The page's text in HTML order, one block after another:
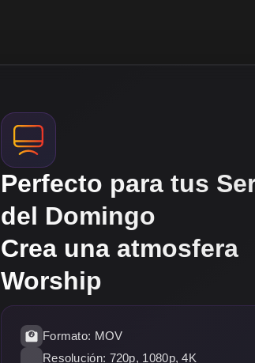
Perfecto para tus
del Domingo
Crea una atmosfera
Worship
Formato: MOV
Resolución: 720p, 1080p, 4K